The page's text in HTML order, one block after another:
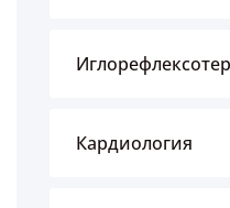
Кардиология